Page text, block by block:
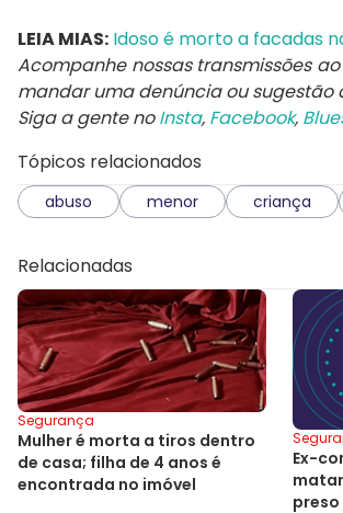
LEIA MIAS: Idoso é morto a facadas
Acompanhe nossas transmissões
mandar uma denúncia ou
Siga a gente noInsta, Facebook,
Tópicos relacionados
abuso menor criança
Relacionadas
Segurança
Mulher é morta a tiros dentro
de casa; filha de 4 anos é
encontrada no imóvel
Ex-
preso